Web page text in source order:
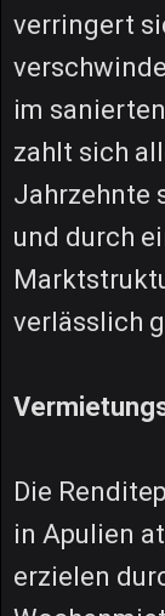
verringert
im
zahlt sich
Jahrzehnte
und durch
verlässlich
Die
in Apulien
erzielen